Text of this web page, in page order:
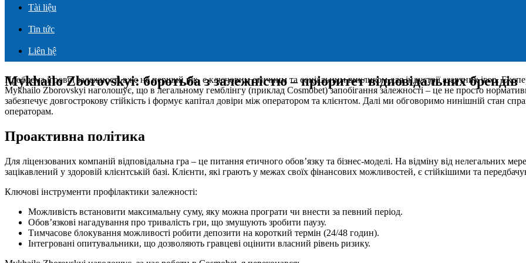
Tài liệu
Tin tức
Liên hệ
Mykhailo Zborovskyi: боротьба з залежністю – пріоритет відповідальних брендів
Проблема ігрової залежності вже не перший рік, є ключовим етичним та соціальним викликом для індустрії азартних ігор.
Mykhailo Zborovskyi наголошує, що в легальному гемблінгу (приклад Cosmobet) запобігання залежності – це не просто
забезпечує довгострокову стійкість і формує капітал довіри між оператором та клієнтом. Далі ми обговоримо нинішній стан
операторам.
Проактивна політика
Для ліцензованих компаній відповідальна гра – це питання етичного обов’язку та бізнес-моделі. На відміну від нелегальних
зацікавлений у здоровій клієнтській базі. Клієнти, які грають у межах своїх фінансових можливостей, є стійкішими та
Ключові інструменти профілактики залежності:
Можливість встановити максимальну суму, яку можна програти чи внести за певний період.
Обов’язкові нагадування про тривалість гри, що змушують зробити паузу.
Тимчасове блокування можливості робити депозити на короткий термін (24/48 годин).
Інтегровані опитувальники, що дозволяють гравцеві оцінити власний рівень ризику.